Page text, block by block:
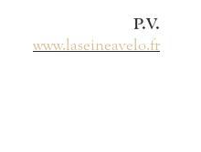
P.V.
www.laseineavelo.fr